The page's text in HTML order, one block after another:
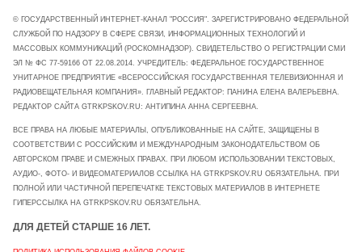
© ГОСУДАРСТВЕННЫЙ ИНТЕРНЕТ-КАНАЛ "РОССИЯ". ЗАРЕГИСТРИРОВАНО ФЕДЕРАЛЬНОЙ
СЛУЖБОЙ ПО НАДЗОРУ В СФЕРЕ СВЯЗИ, ИНФОРМАЦИОННЫХ ТЕХНОЛОГИЙ И
МАССОВЫХ КОММУНИКАЦИЙ (РОСКОМНАДЗОР). СВИДЕТЕЛЬСТВО О РЕГИСТРАЦИИ СМИ
ЭЛ № ФС 77-59166 ОТ 22.08.2014. УЧРЕДИТЕЛЬ: ФЕДЕРАЛЬНОЕ ГОСУДАРСТВЕННОЕ
УНИТАРНОЕ ПРЕДПРИЯТИЕ «ВСЕРОССИЙСКАЯ ГОСУДАРСТВЕННАЯ ТЕЛЕВИЗИОННАЯ И
РАДИОВЕЩАТЕЛЬНАЯ КОМПАНИЯ». ГЛАВНЫЙ РЕДАКТОР: ПАНИНА ЕЛЕНА ВАЛЕРЬЕВНА.
РЕДАКТОР САЙТА GTRKPSKOV.RU: АНТИПИНА АННА СЕРГЕЕВНА.
ВСЕ ПРАВА НА ЛЮБЫЕ МАТЕРИАЛЫ, ОПУБЛИКОВАННЫЕ НА САЙТЕ, ЗАЩИЩЕНЫ В
СООТВЕТСТВИИ С РОССИЙСКИМ И МЕЖДУНАРОДНЫМ ЗАКОНОДАТЕЛЬСТВОМ ОБ
АВТОРСКОМ ПРАВЕ И СМЕЖНЫХ ПРАВАХ. ПРИ ЛЮБОМ ИСПОЛЬЗОВАНИИ ТЕКСТОВЫХ,
АУДИО-, ФОТО- И ВИДЕОМАТЕРИАЛОВ ССЫЛКА НА GTRKPSKOV.RU ОБЯЗАТЕЛЬНА. ПРИ
ПОЛНОЙ ИЛИ ЧАСТИЧНОЙ ПЕРЕПЕЧАТКЕ ТЕКСТОВЫХ МАТЕРИАЛОВ В ИНТЕРНЕТЕ
ГИПЕРССЫЛКА НА GTRKPSKOV.RU ОБЯЗАТЕЛЬНА.
ДЛЯ ДЕТЕЙ СТАРШЕ 16 ЛЕТ.